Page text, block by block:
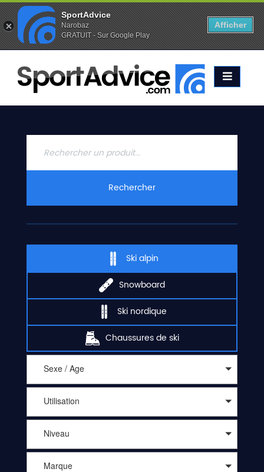
Favoris (0) Alertes (0)
ACCUEIL
SKIS
2020
CONTACT
Rechercher
Ski alpin
Snowboard
Ski nordique
Chaussures de ski
Sexe / Age
Utilisation
Niveau
Marque
SportAdvice
Narobaz
GRATUIT - Sur Google Play
Afficher